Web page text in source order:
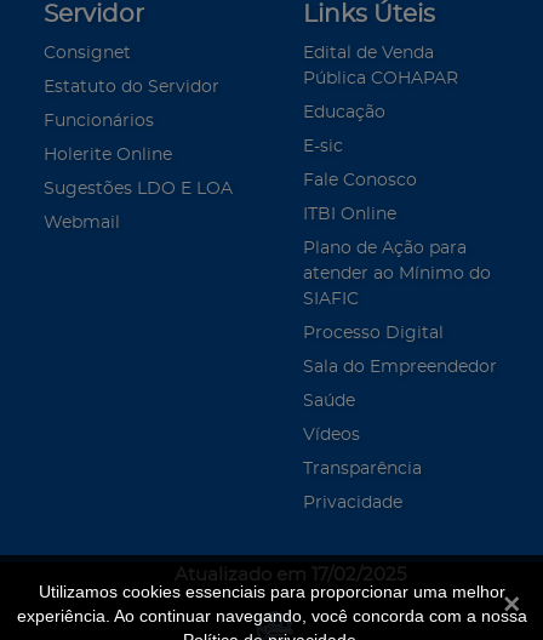
Utilizamos cookies essenciais para proporcionar uma melhor
experiência. Ao continuar navegando, você concorda com a nossa
Servidor
Consignet
Estatuto do Servidor
Funcionários
Holerite Online
Sugestões LDO E LOA
Webmail
Links Úteis
Edital de Venda
Pública COHAPAR
Educação
E-sic
Fale Conosco
ITBI Online
Plano de Ação para
atender ao Mínimo do
SIAFIC
Processo Digital
Sala do Empreendedor
Saúde
Vídeos
Transparência
Privacidade
Atualizado em 17/02/2025